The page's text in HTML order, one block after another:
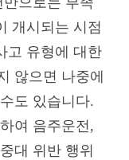
개시되는 시점
고 유형에 대한
않으면 나중에
도 있습니다.
여 음주운전,
대 위반 행위